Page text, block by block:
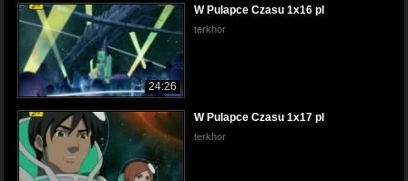
24:26
W Pulapce Czasu 1x16 pl
terkhor
W Pulapce Czasu 1x17 pl
terkhor